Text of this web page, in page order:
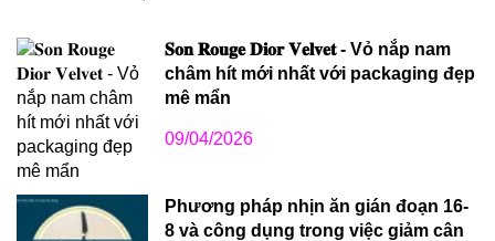
𝐒𝐨𝐧 𝐑𝐨𝐮𝐠𝐞 𝐃𝐢𝐨𝐫 𝐕𝐞𝐥𝐯𝐞𝐭 - Vỏ nắp nam
châm hít mới nhất với packaging đẹp
mê mẩn
09/04/2026
Phương pháp nhịn ăn gián đoạn 16-
8 và công dụng trong việc giảm cân